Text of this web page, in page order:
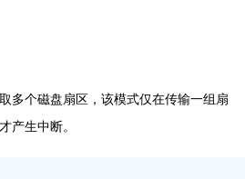
多个磁盘扇区，该模式仅在传输一组扇
产生中断。